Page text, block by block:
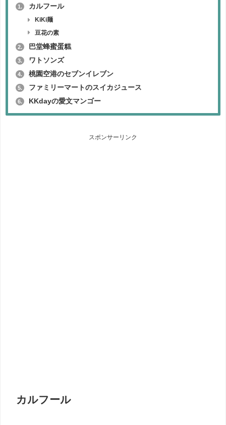
1. カルフール
KiKi麺
豆花の素
2. 巴堂蜂蜜蛋糕
3. ワトソンズ
4. 桃園空港のセブンイレブン
5. ファミリーマートのスイカジュース
6. KKdayの愛文マンゴー
スポンサーリンク
カルフール